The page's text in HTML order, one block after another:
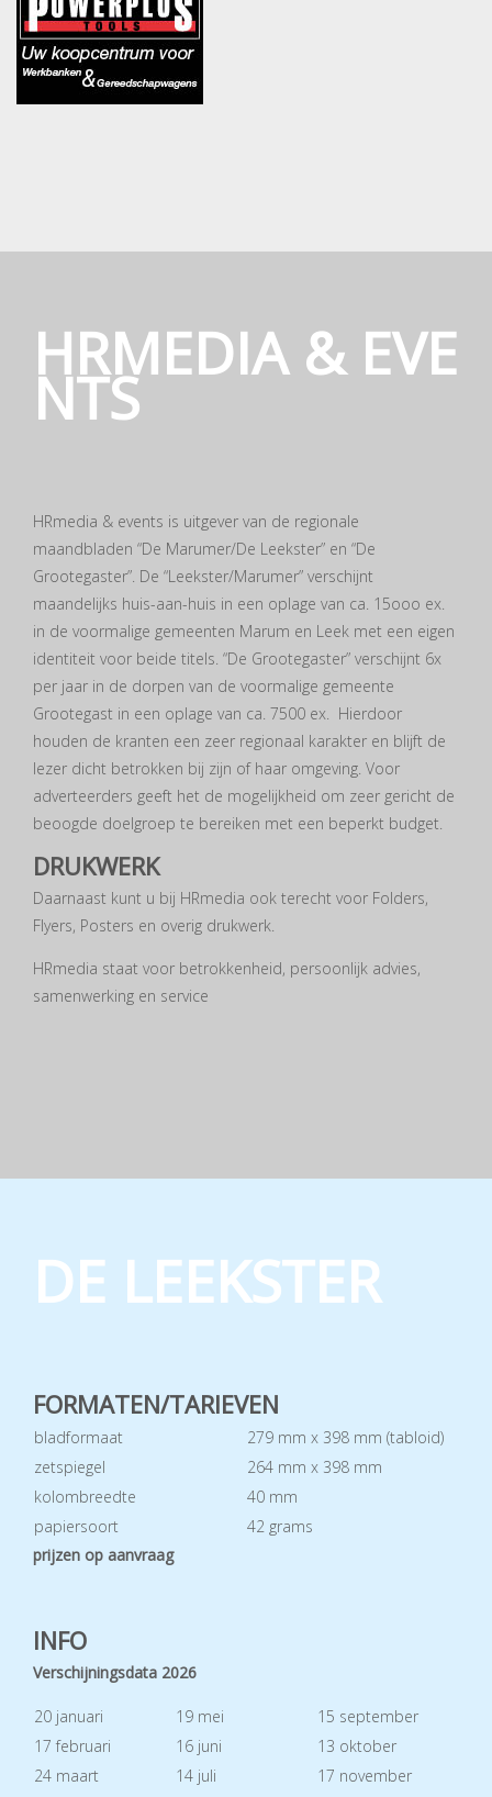
HRMEDIA & EVE
NTS
HRmedia & events is uitgever van de regionale
maandbladen “De Marumer/De Leekster” en “De
Grootegaster”. De “Leekster/Marumer” verschijnt
maandelijks huis-aan-huis in een oplage van ca. 15ooo ex.
in de voormalige gemeenten Marum en Leek met een eigen
identiteit voor beide titels. “De Grootegaster” verschijnt 6x
per jaar in de dorpen van de voormalige gemeente
Grootegast in een oplage van ca. 7500 ex. Hierdoor
houden de kranten een zeer regionaal karakter en blijft de
lezer dicht betrokken bij zijn of haar omgeving. Voor
adverteerders geeft het de mogelijkheid om zeer gericht de
beoogde doelgroep te bereiken met een beperkt budget.
DRUKWERK
Daarnaast kunt u bij HRmedia ook terecht voor Folders,
Flyers, Posters en overig drukwerk.
HRmedia staat voor betrokkenheid, persoonlijk advies,
samenwerking en service
DE LEEKSTER
FORMATEN/TARIEVEN
bladformaat
279 mm x 398 mm (tabloid)
zetspiegel
264 mm x 398 mm
kolombreedte
40 mm
papiersoort
42 grams
prijzen op aanvraag
INFO
Verschijningsdata 2026
20 januari 19 mei
15 september
17 februari
16 juni
13 oktober
24 maart
14 juli
17 november